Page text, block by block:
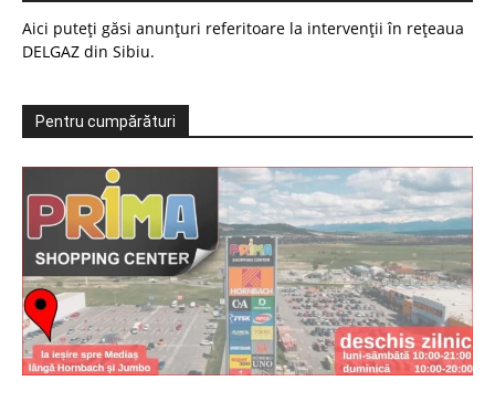
Aici puteți găsi anunțuri referitoare la intervenții în rețeaua
DELGAZ din Sibiu.
Pentru cumpărături